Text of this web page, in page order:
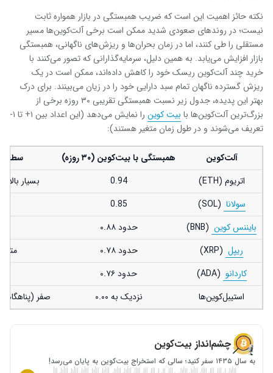
نکته حائز اهمیت این است که ضریب همبستگی در بازار همواره ثابت
نیست؛ در روندهای صعودی شدید ممکن است برخی آلت‌کوین‌ها مسیر
مستقلی را طی کنند، اما در زمان بحران‌ها و ریزش‌های ناگهانی، همبستگی
بازار افزایش می‌یابد. به همین دلیل، سرمایه‌گذارانی که تصور می‌کنند با
خرید چند آلت‌کوین ریسک خود را کاهش داده‌اند، ممکن است در یک
ریزش گسترده ناگهان تمام سبد دارایی خود را در زیان می‌بینند. برای درک
بهتر این پدیده، جدول زیر نسبت همبستگی تقریبی ۳۰ روزه برخی از
بزرگ‌ترین آلت‌کوین‌ها با بیت کوین
را نمایش می‌دهد (این اعداد بین ۱+ تا ۱-
تعریف می‌شوند و در طول زمان متغیر هستند):
آلت‌کوین همبستگی با بیت‌کوین (۳۰ روزه)
سطح
اتریوم (ETH)
0.94
بسیار
سولانا (SOL)
0.85
بایننس کوین (BNB)
حدود ۰.۸۸
ریپل (XRP) حدود ۰.۷۸
کاردانو (ADA) حدود ۰.۷۶
استیبل‌کوین‌ها
نزدیک به ۰.۰۰ صفر (پناهگاه
چشم‌انداز بیت‌کوین
به سال ۱۴۳۵ سفر کنید؛ سالی که استخراج بیت‌کوین به پایان می‌رسد!